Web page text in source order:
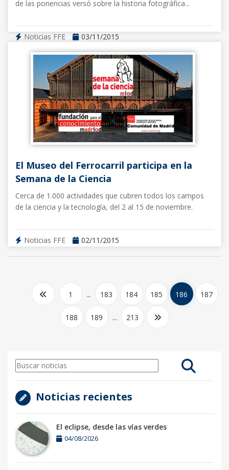
de las ponencias versó sobre la historia fotográfica...
Noticias FFE 03/11/2015
El Museo del Ferrocarril participa en la
Semana de la Ciencia
Cerca de 1.000 actividades que cubren todos los campos
de la ciencia y la tecnología, del 2 al 15 de noviembre.
Noticias FFE 02/11/2015
1 ... 183 184 185 186 187
188 189 ... 213
Noticias recientes
El eclipse, desde las vías verdes
04/08/2026